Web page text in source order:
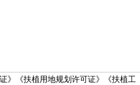
》《扶植用地规划许可证》《扶植工